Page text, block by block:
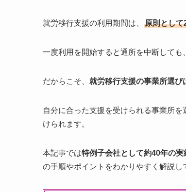
就労移行支援の利用期間は、 原則として
一度利用を開始すると通所を中断しても
だからこそ、 就労移行支援の事業所選び
自分に合った支援を受けられる事業所
けられます。
本記事では特例子会社として約40年の
の手順やポイントをわかりやすく解説し